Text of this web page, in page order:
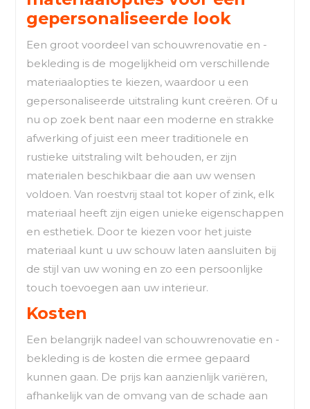
gepersonaliseerde look
Een groot voordeel van schouwrenovatie en -
bekleding is de mogelijkheid om verschillende
materiaalopties te kiezen, waardoor u een
gepersonaliseerde uitstraling kunt creëren. Of u
nu op zoek bent naar een moderne en strakke
afwerking of juist een meer traditionele en
rustieke uitstraling wilt behouden, er zijn
materialen beschikbaar die aan uw wensen
voldoen. Van roestvrij staal tot koper of zink, elk
materiaal heeft zijn eigen unieke eigenschappen
en esthetiek. Door te kiezen voor het juiste
materiaal kunt u uw schouw laten aansluiten bij
de stijl van uw woning en zo een persoonlijke
touch toevoegen aan uw interieur.
Kosten
Een belangrijk nadeel van schouwrenovatie en -
bekleding is de kosten die ermee gepaard
kunnen gaan. De prijs kan aanzienlijk variëren,
afhankelijk van de omvang van de schade aan